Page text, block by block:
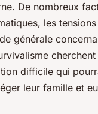
De nombreux
les
générale
difficile qui
leur famille et